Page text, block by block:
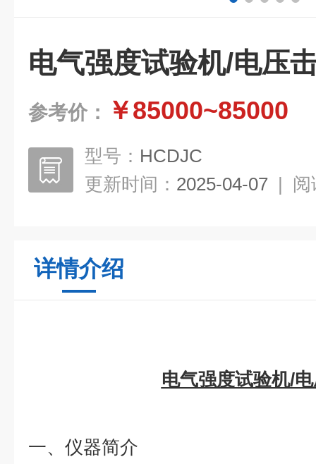
电气强度试验机/电压
参考价： ￥85000~85000
型号： HCDJC
更新时间： 2025-04-07 | 阅
详情介绍
电气强度试验机/
一、仪器简介